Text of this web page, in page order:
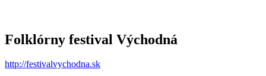
Folklórny festival Východná
http://festivalvychodna.sk